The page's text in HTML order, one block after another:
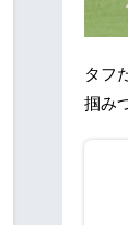
タフ
掴み